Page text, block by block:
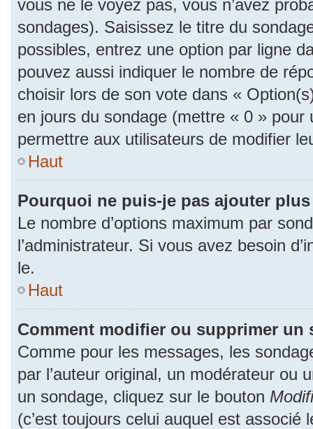
vous ne le voyez pas, vous n’avez
sondages). Saisissez le titre du
possibles, entrez une option par ligne
pouvez aussi indiquer le nombre de
choisir lors de son vote dans «
en jours du sondage (mettre « 0 » pour
permettre aux utilisateurs de modifier
Haut
Pourquoi ne puis-je pas ajouter
Le nombre d’options maximum par
l’administrateur. Si vous avez besoin
le.
Haut
Comment modifier ou supprimer un
Comme pour les messages, les
par l’auteur original, un modérateur ou
un sondage, cliquez sur le bouton
(c’est toujours celui auquel est associé